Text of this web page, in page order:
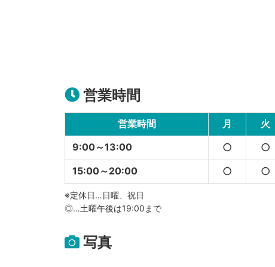
営業時間
営業時間 月 火
9:00～13:00
○ ○
15:00～20:00 ○ ○
※定休日…日曜、祝日
◎…土曜午後は19:00まで
写真